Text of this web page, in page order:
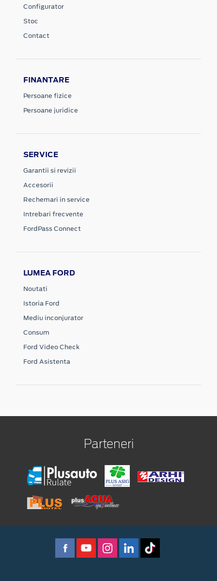
Configurator
Stoc
Contact
FINANTARE
Persoane fizice
Persoane juridice
SERVICE
Garantii si revizii
Accesorii
Rechemari in service
Intrebari frecvente
FordPass Connect
LUMEA FORD
Noutati
Istoria Ford
Mediu inconjurator
Consum
Ford Video Check
Ford Asistenta
Parteneri